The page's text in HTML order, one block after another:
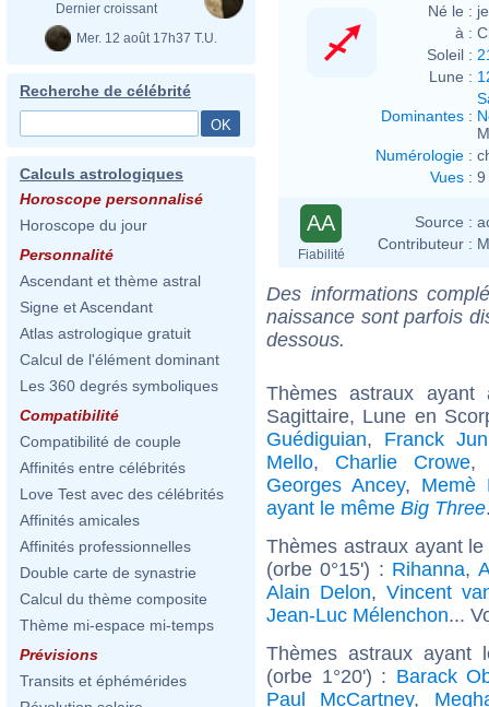
Dernier croissant
Mer. 12 août 17h37 T.U.
Recherche de célébrité
Calculs astrologiques
Horoscope personnalisé
Horoscope du jour
Personnalité
Ascendant et thème astral
Signe et Ascendant
Atlas astrologique gratuit
Calcul de l'élément dominant
Les 360 degrés symboliques
Compatibilité
Compatibilité de couple
Affinités entre célébrités
Love Test avec des célébrités
Affinités amicales
Affinités professionnelles
Double carte de synastrie
Calcul du thème composite
Thème mi-espace mi-temps
Prévisions
Transits et éphémérides
Né le :
à :
Soleil :
Lune :
Dominantes :
Numérologie :
Vues : 9
AA
Fiabilité
Source :
Contributeur :
Des informations
naissance sont parfois
dessous.
Thèmes astraux
Sagittaire, Lune en
Guédiguian, Franck
Mello, Charlie Crowe
Georges Ancey, Memè
ayant le même Big Three
Thèmes astraux ayant
(orbe 0°15') : Rihanna,
Alain Delon,Vincent
Jean-Luc Mélenchon...
Thèmes astraux ayant
(orbe 1°20') : Barack
Paul McCartney,